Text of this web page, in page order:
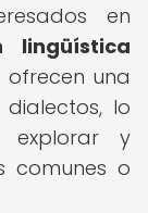
en
lingüística
una
lo
explorar y
comunes o